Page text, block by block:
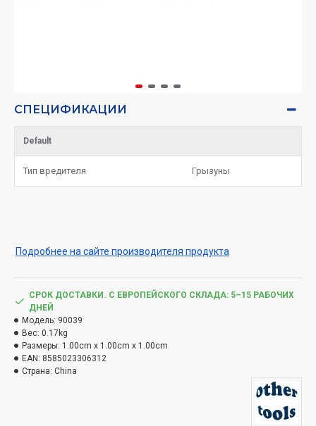
СПЕЦИФИКАЦИИ
Default
Тип вредителя Грызуны
Подробнее на сайте производителя продукта
СРОК ДОСТАВКИ. С ЕВРОПЕЙСКОГО СКЛАДА: 5–15 РАБОЧИХ
ДНЕЙ
Модель: 90039
Вес: 0.17kg
Размеры: 1.00cm x 1.00cm x 1.00cm
EAN: 8585023306312
Страна: China